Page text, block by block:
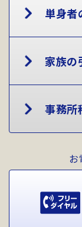
単身者
家族の
事務所
お